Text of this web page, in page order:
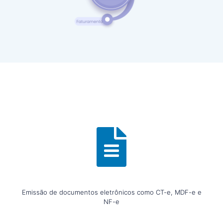
Emissão de documentos eletrônicos como CT-e, MDF-e e
NF-e